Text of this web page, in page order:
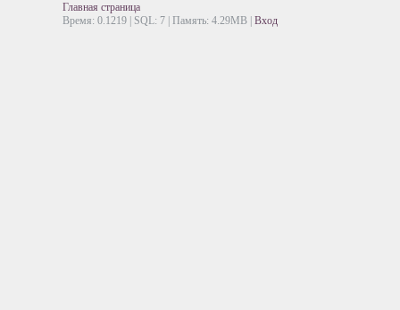
Главная страница
Время: 0.1219 | SQL: 7 | Память: 4.29MB Вход